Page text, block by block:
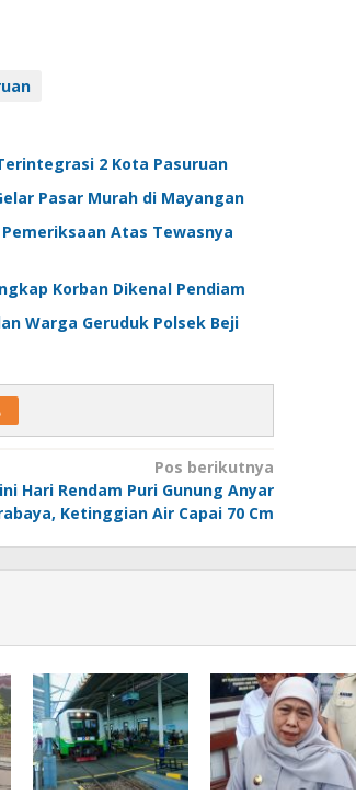
2 Kota Pasuruan
Pasar Murah di Mayangan
Atas Tewasnya
Korban Dikenal Pendiam
Warga Geruduk Polsek Beji
Pos berikutnya
Hari Rendam Puri Gunung Anyar
Ketinggian Air Capai 70 Cm